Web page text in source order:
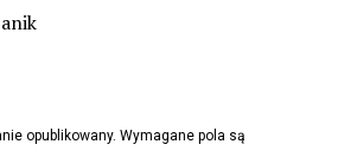
opublikowany. Wymagane pola są